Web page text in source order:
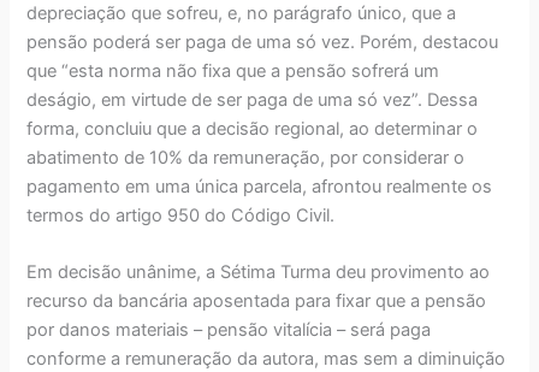
depreciação que sofreu, e, no parágrafo único, que a
pensão poderá ser paga de uma só vez. Porém, destacou
que “esta norma não fixa que a pensão sofrerá um
deságio, em virtude de ser paga de uma só vez”. Dessa
forma, concluiu que a decisão regional, ao determinar o
abatimento de 10% da remuneração, por considerar o
pagamento em uma única parcela, afrontou realmente os
termos do artigo 950 do Código Civil.
Em decisão unânime, a Sétima Turma deu provimento ao
recurso da bancária aposentada para fixar que a pensão
por danos materiais – pensão vitalícia – será paga
conforme a remuneração da autora, mas sem a diminuição